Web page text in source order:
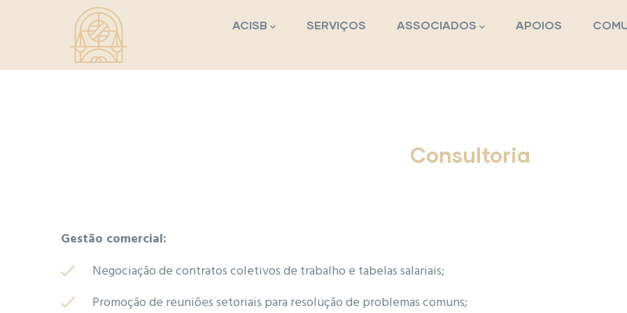
Passar para o conteúdo principal
ACISB SERVIÇOS ASSOCIADOS APOIOS
Consultoria
Gestão comercial:
Negociação de contratos coletivos de trabalho e tabelas salariais;
Promoção de reuniões setoriais para resolução de problemas comuns;